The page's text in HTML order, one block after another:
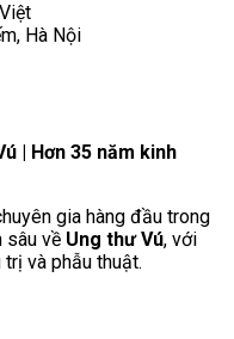
Hà Nội
| Hơn 35 năm kinh
gia hàng đầu trong
sâu về Ung thư Vú, với
và phẫu thuật.